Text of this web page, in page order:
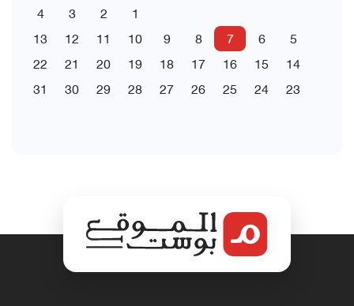
1
2
3
4
5
6
7
8
9
10
11
12
13
14
15
16
17
18
19
20
21
22
23
24
25
26
27
28
29
30
31